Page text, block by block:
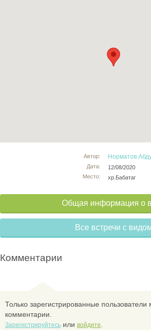
Автор:
Дата:
Место:
Норматов
12/08/2020
хр.Бабатаг
Общая информация о
Все встречи с
Комментарии
Только зарегистрированные пользователи
комментарии.
Зарегистрируйтесь или войдите